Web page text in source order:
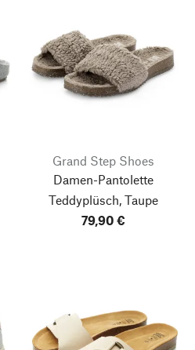
Grand Step Shoes
Damen-Pantolette
Teddyplüsch, Taupe
79,90 €